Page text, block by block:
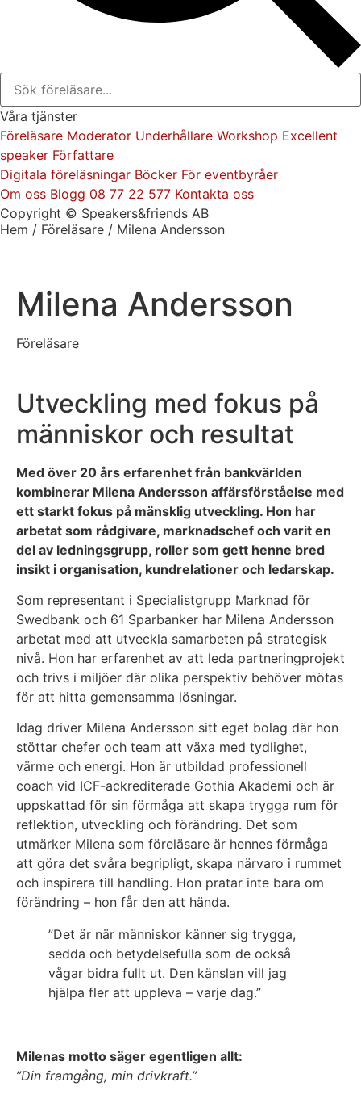
Våra tjänster
Föreläsare Moderator Underhållare Workshop Excellent
speaker Författare
Digitala föreläsningar Böcker För eventbyråer
Om oss Blogg 08 77 22 577 Kontakta oss
Copyright © Speakers&friends AB
Hem / Föreläsare / Milena Andersson
Milena Andersson
Föreläsare
Utveckling med fokus på
människor och resultat
Med över 20 års erfarenhet från bankvärlden
kombinerar Milena Andersson affärsförståelse med
ett starkt fokus på mänsklig utveckling. Hon har
arbetat som rådgivare, marknadschef och varit en
del av ledningsgrupp, roller som gett henne bred
insikt i organisation, kundrelationer och ledarskap.
Som representant i Specialistgrupp Marknad för
Swedbank och 61 Sparbanker har Milena Andersson
arbetat med att utveckla samarbeten på strategisk
nivå. Hon har erfarenhet av att leda partneringprojekt
och trivs i miljöer där olika perspektiv behöver mötas
för att hitta gemensamma lösningar.
Idag driver Milena Andersson sitt eget bolag där hon
stöttar chefer och team att växa med tydlighet,
värme och energi. Hon är utbildad professionell
coach vid ICF-ackrediterade Gothia Akademi och är
uppskattad för sin förmåga att skapa trygga rum för
reflektion, utveckling och förändring. Det som
utmärker Milena som föreläsare är hennes förmåga
att göra det svåra begripligt, skapa närvaro i rummet
och inspirera till handling. Hon pratar inte bara om
förändring – hon får den att hända.
”Det är när människor känner sig trygga,
sedda och betydelsefulla som de också
vågar bidra fullt ut. Den känslan vill jag
hjälpa fler att uppleva – varje dag.”
Milenas motto säger egentligen allt:
”Din framgång, min drivkraft.”